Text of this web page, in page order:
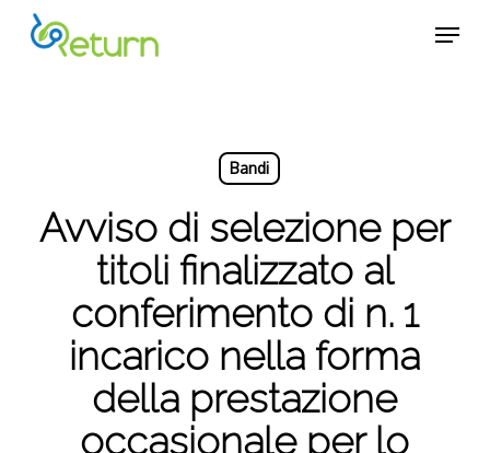
Menu
Bandi
Avviso di selezione per
titoli finalizzato al
conferimento di n. 1
incarico nella forma
della prestazione
occasionale per lo